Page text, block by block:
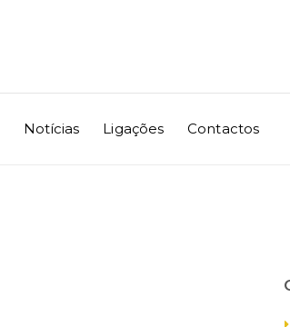
Notícias Ligações Contactos